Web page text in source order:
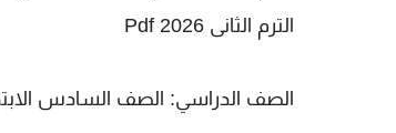
الترم الثانى 2026 Pdf
الصف الدراسي: الصف السادس